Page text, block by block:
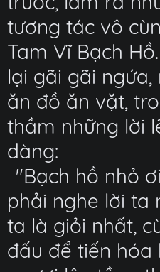
tương tác vô
Tam Vĩ Bạch
lại gãi gãi
ăn đồ ăn vặt,
thầm những lời
dàng:
"Bạch hồ nhỏ
phải nghe lời ta
ta là giỏi nhất,
đấu để tiến hóa